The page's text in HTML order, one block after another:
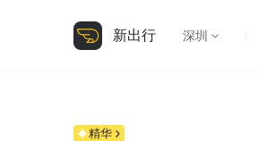
新出行 深圳
精华